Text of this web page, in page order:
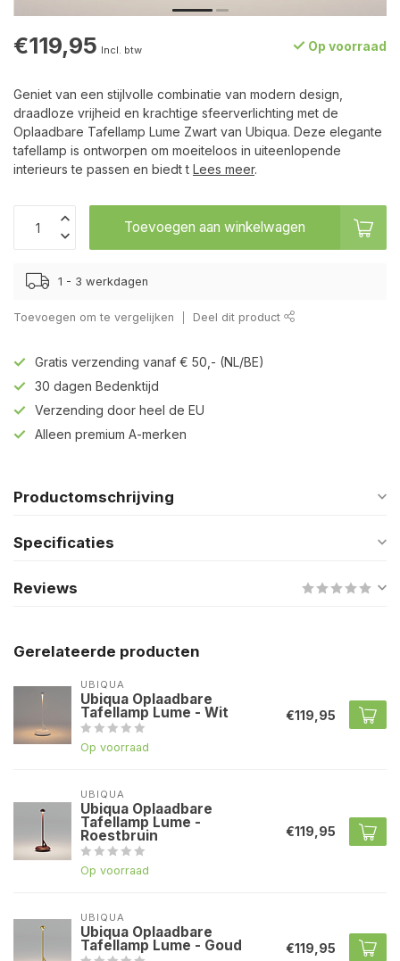
€119,95 Incl. btw Op voorraad
Geniet van een stijlvolle combinatie van modern design,
draadloze vrijheid en krachtige sfeerverlichting met de
Oplaadbare Tafellamp Lume Zwart van Ubiqua. Deze elegante
tafellamp is ontworpen om moeiteloos in uiteenlopende
interieurs te passen en biedt t Lees meer.
Toevoegen aan winkelwagen
1 - 3 werkdagen
Toevoegen om te vergelijken Deel dit product
Gratis verzending vanaf € 50,- (NL/BE)
30 dagen Bedenktijd
Verzending door heel de EU
Alleen premium A-merken
Productomschrijving
Specificaties
Reviews
Gerelateerde producten
UBIQUA
Ubiqua Oplaadbare
Tafellamp Lume - Wit
Op voorraad
€119,95
UBIQUA
Ubiqua Oplaadbare
Tafellamp Lume -
Roestbruin
Op voorraad
€119,95
UBIQUA
Ubiqua Oplaadbare
Tafellamp Lume - Goud €119,95